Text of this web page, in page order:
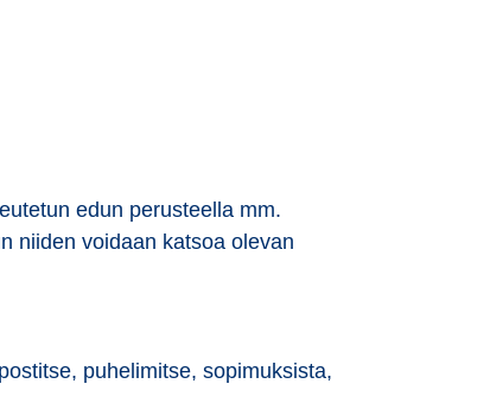
edun perusteella mm.
niiden voidaan katsoa olevan
puhelimitse, sopimuksista,